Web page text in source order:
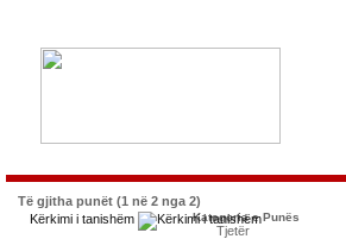
Të gjitha punët (1 në 2 nga 2)
Kërkimi i tanishëm
Kategoria e Punës
Tjetër